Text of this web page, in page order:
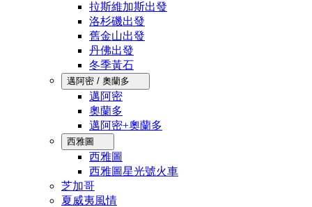
拉斯維加斯出發
洛杉磯出發
舊金山出發
丹佛出發
冬季黃石
邁阿密 / 奧蘭多
邁阿密
奧蘭多
邁阿密+奧蘭多
西雅圖
西雅圖
西雅圖星光號火車
芝加哥
夏威夷風情